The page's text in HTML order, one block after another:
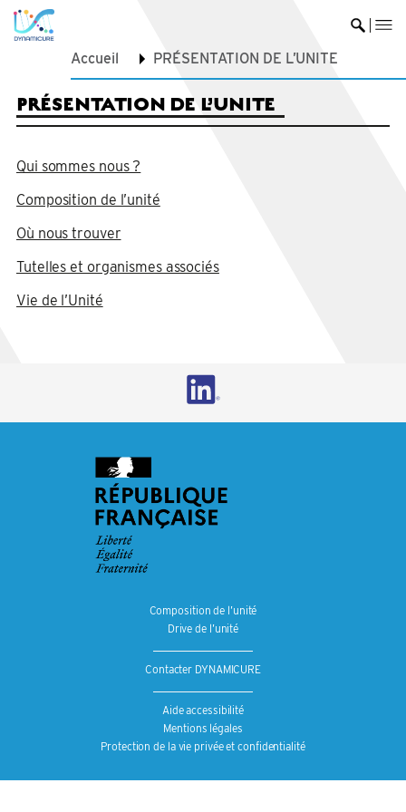
Accueil PRÉSENTATION DE L’UNITE
PRÉSENTATION DE L’UNITE
Qui sommes nous ?
Composition de l’unité
Où nous trouver
Tutelles et organismes associés
Vie de l’Unité
Composition de l’unité
Drive de l’unité
Contacter DYNAMICURE
Aide accessibilité
Mentions légales
Protection de la vie privée et confidentialité